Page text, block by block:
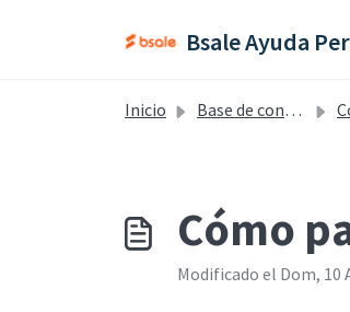
Bsale Ayuda
Inicio Base de conocimientos
Cómo
Modificado el Dom, 10